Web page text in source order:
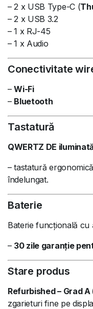
– 2 x USB Type-C (
– 2 x USB 3.2
– 1 x RJ-45
– 1 x Audio
Conectivitate
–Wi-Fi
– Bluetooth
Tastatură
QWERTZ DE
– tastatură
îndelungat.
Baterie
Baterie funcțională cu
– 30 zile garanție
Stare produs
Refurbished – Grad A
zgarieturi fine pe